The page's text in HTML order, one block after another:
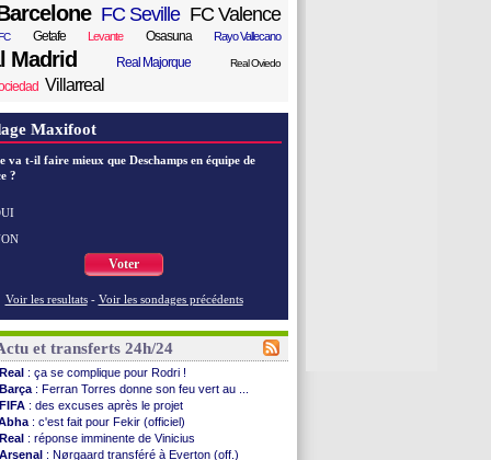
FC Seville FC Valence
Getafe Levante Osasuna Rayo Vallecano
Madrid Real Majorque Real Oviedo
Villarreal
Maxifoot
va t-il faire mieux que Deschamps en équipe de
?
Voter
Voir les resultats - Voir les sondages précédents
et transferts 24h/24
Real : ça se complique pour Rodri !
Barça : Ferran Torres donne son feu vert au ...
FIFA : des excuses après le projet
: c'est fait pour Fekir (officiel)
Real : réponse imminente de Vinicius
Arsenal : Nørgaard transféré à Everton (off.)